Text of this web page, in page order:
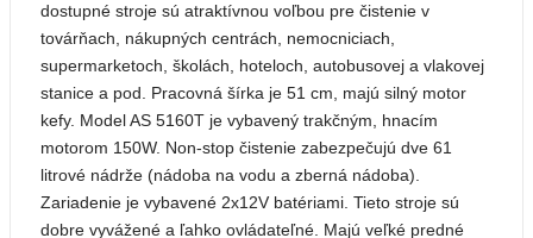
dostupné stroje sú atraktívnou voľbou pre čistenie v
továrňach, nákupných centrách, nemocniciach,
supermarketoch, školách, hoteloch, autobusovej a vlakovej
stanice a pod. Pracovná šírka je 51 cm, majú silný motor
kefy. Model AS 5160T je vybavený trakčným, hnacím
motorom 150W. Non-stop čistenie zabezpečujú dve 61
litrové nádrže (nádoba na vodu a zberná nádoba).
Zariadenie je vybavené 2x12V batériami. Tieto stroje sú
dobre vyvážené a ľahko ovládateľné. Majú veľké predné